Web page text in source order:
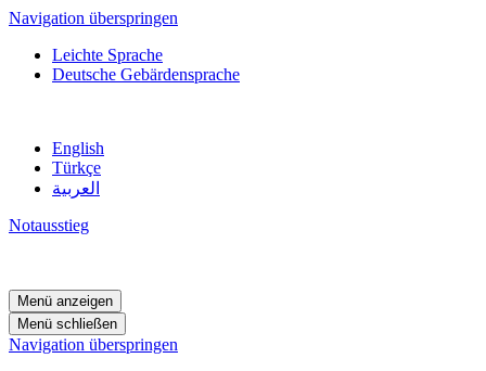
Navigation überspringen
Leichte Sprache
Deutsche Gebärdensprache
English
Türkçe
العربية
Notausstieg
Menü anzeigen
Menü schließen
Navigation überspringen